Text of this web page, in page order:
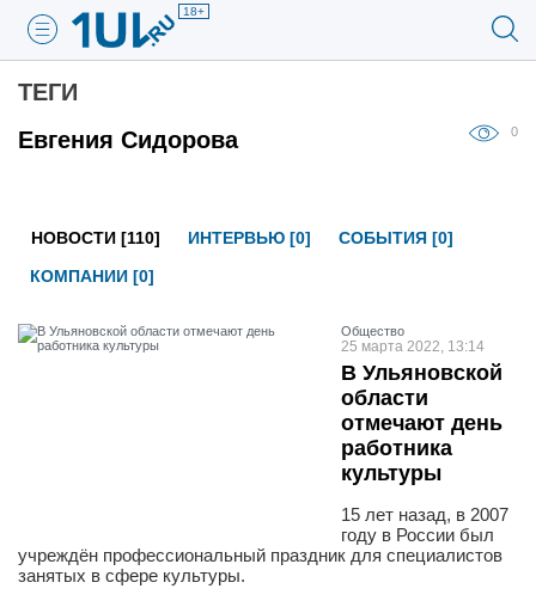
18+
ТЕГИ
Евгения Сидорова
0
НОВОСТИ [110] ИНТЕРВЬЮ [0]
СОБЫТИЯ [0]
КОМПАНИИ [0]
Общество
25 марта 2022, 13:14
В Ульяновской
области
отмечают день
работника
культуры
15 лет назад, в 2007
году в России был
учреждён профессиональный праздник для специалистов
занятых в сфере культуры.